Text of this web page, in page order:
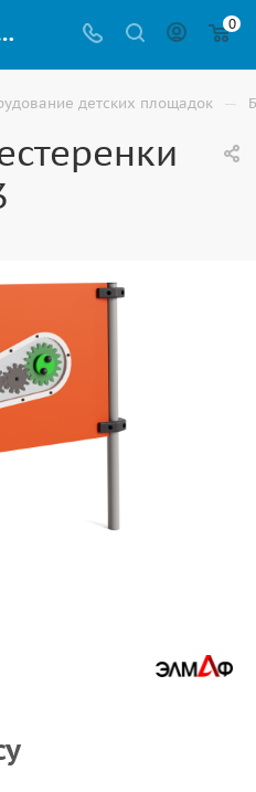
и игровой площадки купить в Волгограде | ВИНКО 0
детских площадок —